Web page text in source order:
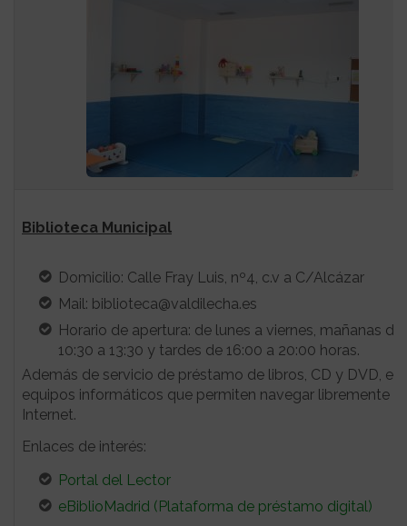
Biblioteca Municipal
Domicilio: Calle Fray Luis, nº4, c.v a C/Alcázar
Mail: biblioteca@valdilecha.es
Horario de apertura: de lunes a viernes, mañanas de
10:30 a 13:30 y tardes de 16:00 a 20:00 horas.
Además de servicio de préstamo de libros, CD y DVD,
equipos informáticos que permiten navegar libremente
Internet.
Enlaces de interés:
Portal del Lector
eBiblioMadrid (Plataforma de préstamo digital)